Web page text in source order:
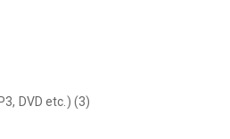
DVD etc.) (3)